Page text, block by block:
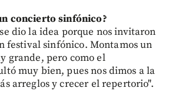
concierto sinfónico?
dio la idea porque nos invitaron
festival sinfónico. Montamos un
grande, pero como el
muy bien, pues nos dimos a la
arreglos y crecer el repertorio".